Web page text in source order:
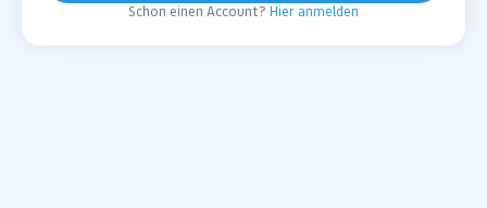
Schon einen Account? Hier anmelden